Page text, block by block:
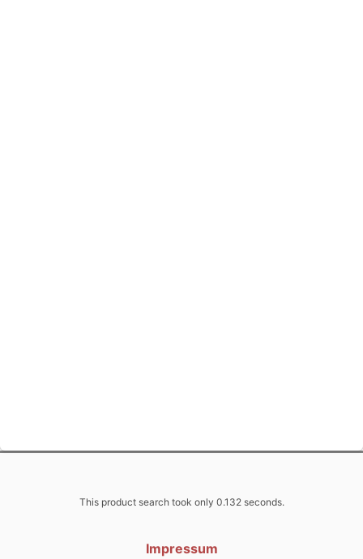
This product search took only 0.132 seconds.
Impressum